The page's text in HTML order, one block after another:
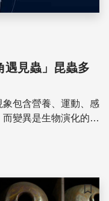
遇見蟲」昆蟲多
包含營養、運動、感
變異是生物演化的資
皆知
儲存